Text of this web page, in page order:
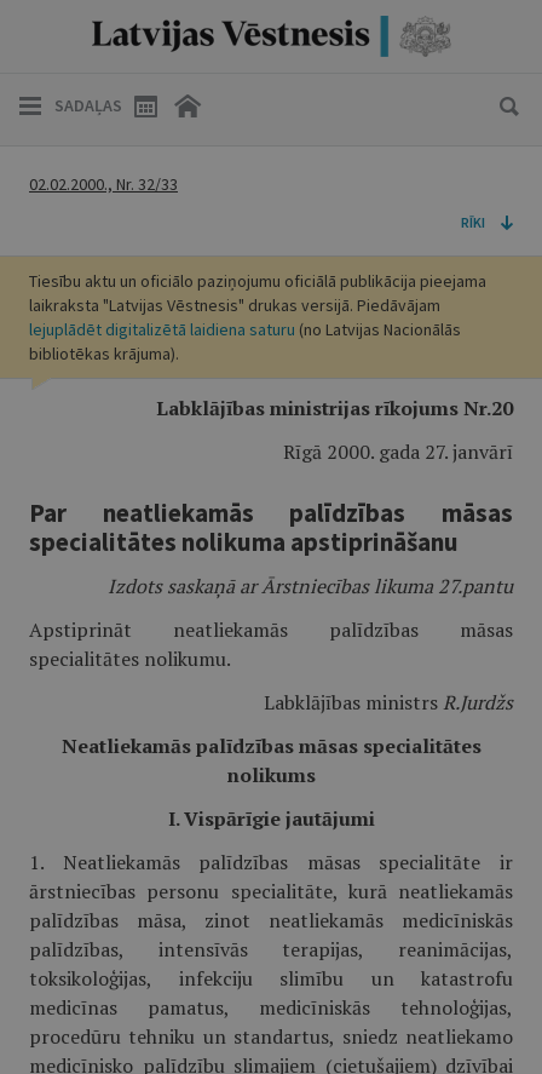
SADAĻAS
02.02.2000., Nr. 32/33
RĪKI
Tiesību aktu un oficiālo paziņojumu oficiālā publikācija pieejama
laikraksta "Latvijas Vēstnesis" drukas versijā. Piedāvājam
lejuplādēt digitalizētā laidiena saturu (no Latvijas Nacionālās
bibliotēkas krājuma).
Labklājības ministrijas rīkojums Nr.20
Rīgā 2000. gada 27. janvārī
Par neatliekamās palīdzības māsas
specialitātes nolikuma apstiprināšanu
Izdots saskaņā ar Ārstniecības likuma 27.pantu
Apstiprināt neatliekamās palīdzības māsas
specialitātes nolikumu.
Labklājības ministrsR.Jurdžs
Neatliekamās palīdzības māsas specialitātes
nolikums
I. Vispārīgie jautājumi
1. Neatliekamās palīdzības māsas specialitāte ir
ārstniecības personu specialitāte, kurā neatliekamās
palīdzības māsa, zinot neatliekamās medicīniskās
palīdzības, intensīvās terapijas, reanimācijas,
toksikoloģijas, infekciju slimību un katastrofu
medicīnas pamatus, medicīniskās tehnoloģijas,
procedūru tehniku un standartus, sniedz neatliekamo
medicīnisko palīdzību slimajiem (cietušajiem) dzīvībai